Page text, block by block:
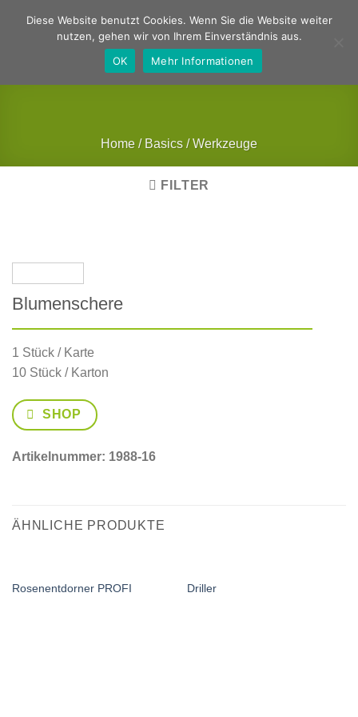
Home / Basics /Werkzeuge
FILTER
Blumenschere
1 Stück / Karte
10 Stück / Karton
SHOP
Artikelnummer: 1988-16
ÄHNLICHE PRODUKTE
Rosenentdorner PROFI Driller
Diese Website benutzt Cookies. Wenn Sie die Website weiter
nutzen, gehen wir von Ihrem Einverständnis aus.
OK
Mehr Informationen